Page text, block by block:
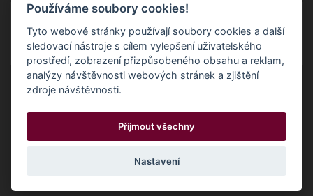
GDPR - Odběratelé
Možnosti dopravy a platby
Používáme soubory cookies!
Tyto webové stránky používají soubory cookies a další
sledovací nástroje s cílem vylepšení uživatelského
prostředí, zobrazení přizpůsobeného obsahu a reklam,
analýzy návštěvnosti webových stránek a zjištění
zdroje návštěvnosti.
Přijmout všechny
Nastavení